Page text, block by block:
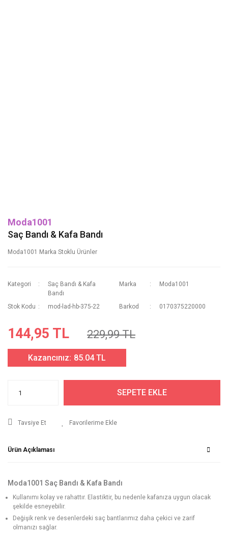
Moda1001
Saç Bandı & Kafa Bandı
Moda1001 Marka Stoklu Ürünler
Kategori
Saç Bandı & Kafa
Bandı
Marka Moda1001
Stok Kodu mod-lad-hb-375-22 Barkod 0170375220000
144,95 TL 229,99 TL
Kazancınız: 85.04 TL
SEPETE EKLE
Tavsiye Et
Ürün Açıklaması
Moda1001 Saç Bandı & Kafa Bandı
Kullanımı kolay ve rahattır. Elastiktir, bu nedenle kafanıza uygun olacak
şekilde esneyebilir.
Değişik renk ve desenlerdeki saç bantlarımız daha çekici ve zarif
olmanızı sağlar.